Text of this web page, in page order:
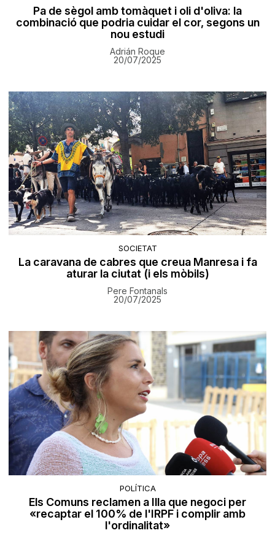
Pa de sègol amb tomàquet i oli d'oliva: la
combinació que podria cuidar el cor, segons un
nou estudi
Adrián Roque
20/07/2025
SOCIETAT
La caravana de cabres que creua Manresa i fa
aturar la ciutat (i els mòbils)
Pere Fontanals
20/07/2025
POLÍTICA
Els Comuns reclamen a Illa que negoci per
«recaptar el 100% de l'IRPF i complir amb
l'ordinalitat»